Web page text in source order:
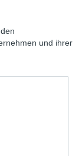
und ihrer